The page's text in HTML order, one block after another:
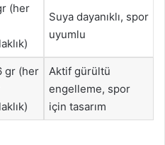
(her
Suya dayanıklı, spor
uyumlu
gr (her
Aktif gürültü
engelleme, spor
için tasarım